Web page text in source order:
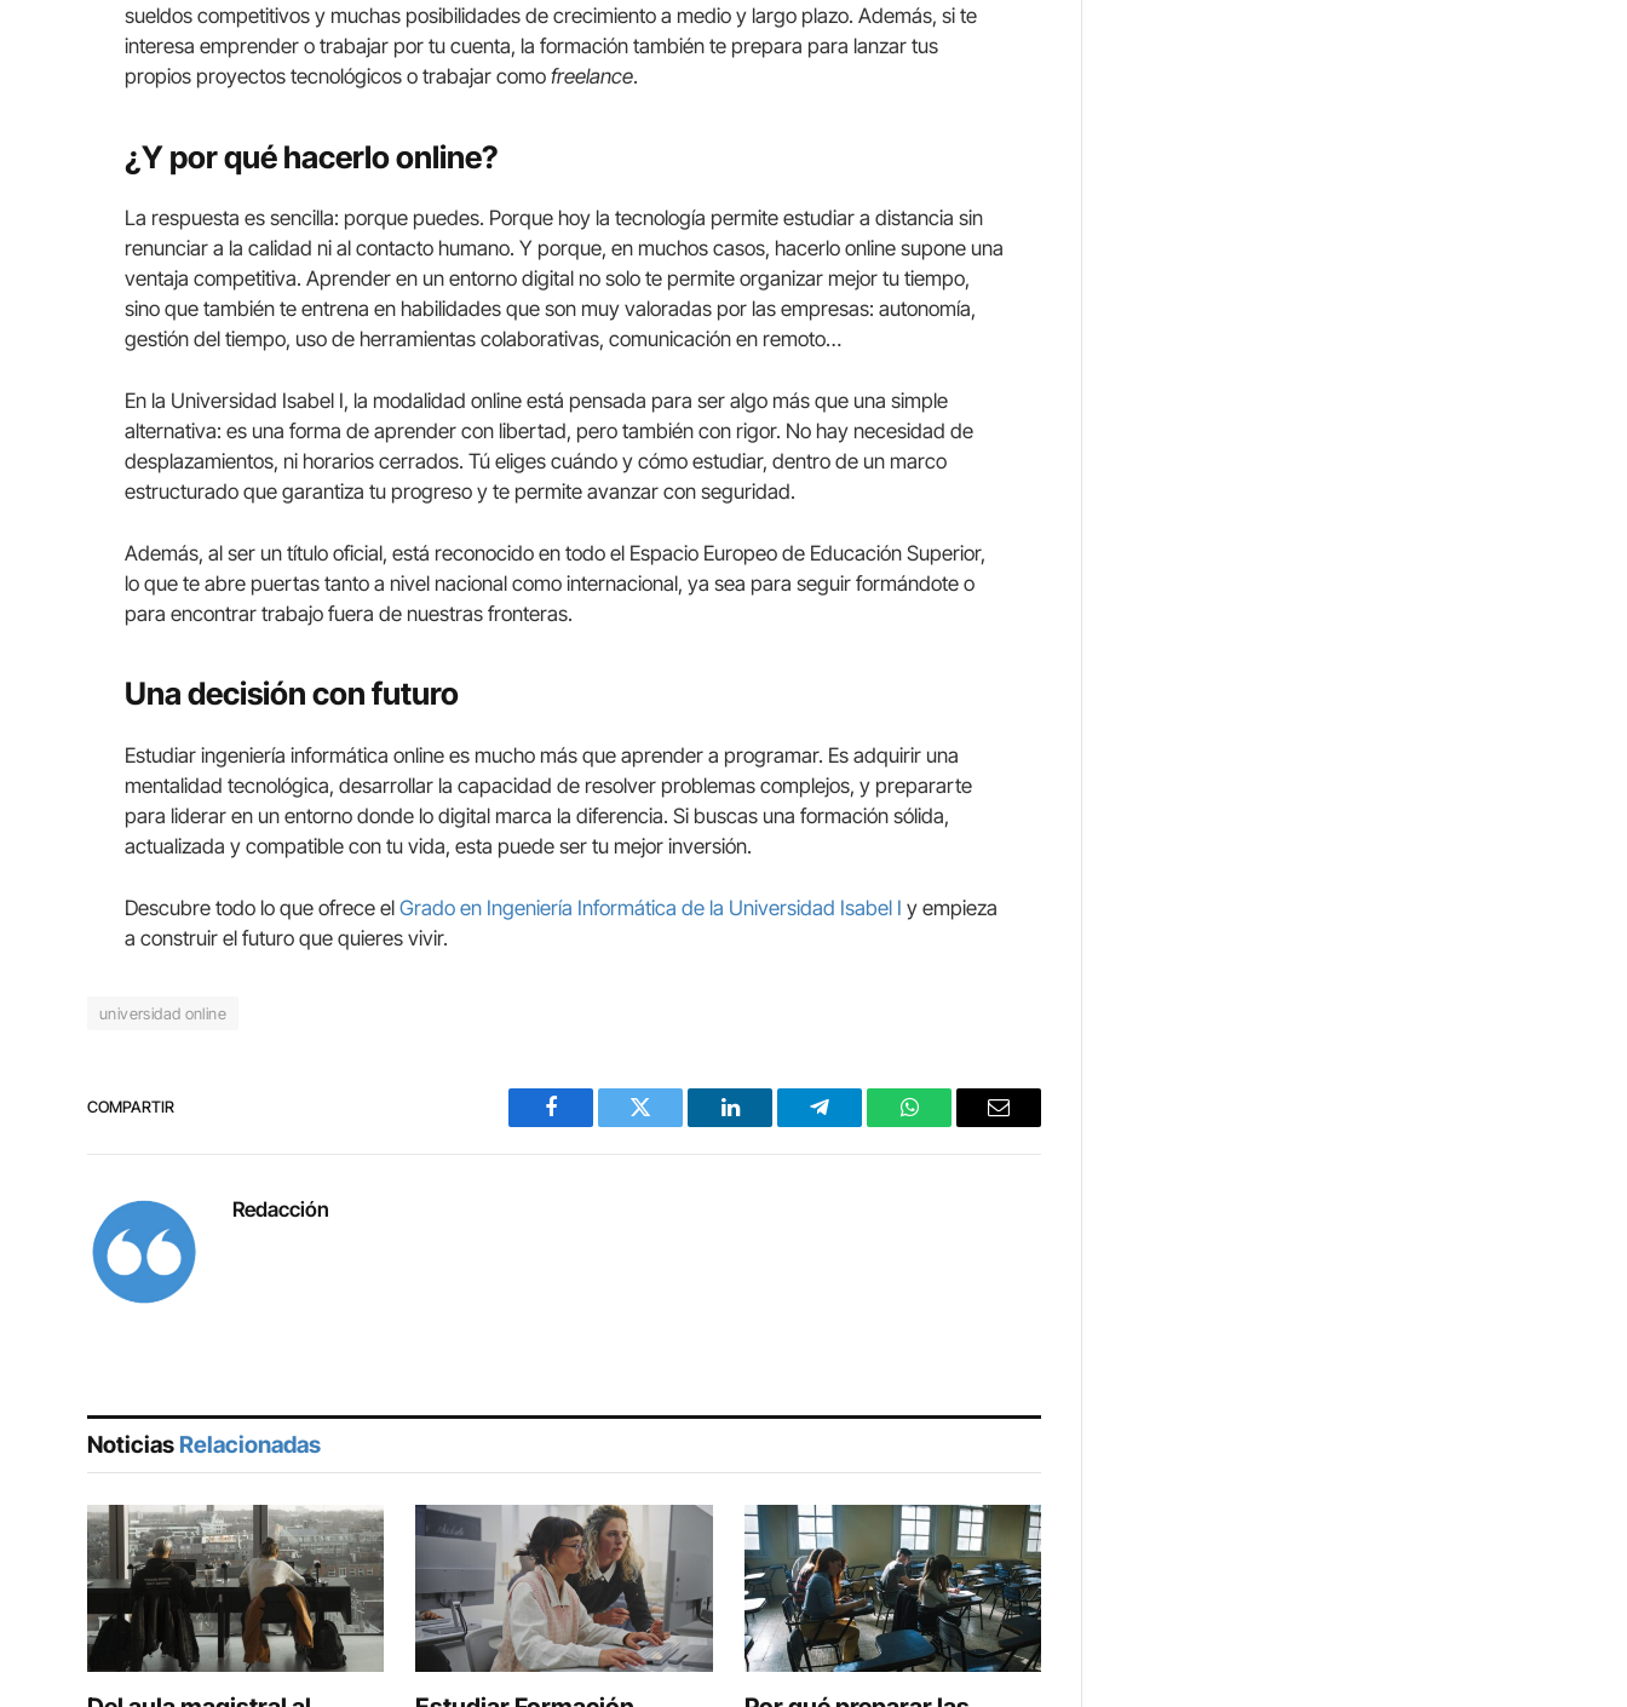
sueldos competitivos y muchas posibilidades de crecimiento a medio y largo plazo. Además, si te
interesa emprender o trabajar por tu cuenta, la formación también te prepara para lanzar tus
propios proyectos tecnológicos o trabajar como freelance.
¿Y por qué hacerlo online?
La respuesta es sencilla: porque puedes. Porque hoy la tecnología permite estudiar a distancia sin
renunciar a la calidad ni al contacto humano. Y porque, en muchos casos, hacerlo online supone una
ventaja competitiva. Aprender en un entorno digital no solo te permite organizar mejor tu tiempo,
sino que también te entrena en habilidades que son muy valoradas por las empresas: autonomía,
gestión del tiempo, uso de herramientas colaborativas, comunicación en remoto…
En la Universidad Isabel I, la modalidad online está pensada para ser algo más que una simple
alternativa: es una forma de aprender con libertad, pero también con rigor. No hay necesidad de
desplazamientos, ni horarios cerrados. Tú eliges cuándo y cómo estudiar, dentro de un marco
estructurado que garantiza tu progreso y te permite avanzar con seguridad.
Además, al ser un título oficial, está reconocido en todo el Espacio Europeo de Educación Superior,
lo que te abre puertas tanto a nivel nacional como internacional, ya sea para seguir formándote o
para encontrar trabajo fuera de nuestras fronteras.
Una decisión con futuro
Estudiar ingeniería informática online es mucho más que aprender a programar. Es adquirir una
mentalidad tecnológica, desarrollar la capacidad de resolver problemas complejos, y prepararte
para liderar en un entorno donde lo digital marca la diferencia. Si buscas una formación sólida,
actualizada y compatible con tu vida, esta puede ser tu mejor inversión.
Descubre todo lo que ofrece el Grado en Ingeniería Informática de la Universidad Isabel I y empieza
a construir el futuro que quieres vivir.
universidad online
COMPARTIR
Facebook Twitter LinkedIn Telegram WhatsAppEmail
Redacción
Noticias Relacionadas